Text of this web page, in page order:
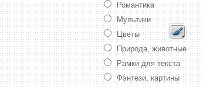
Романтика
Мультики
Цветы
Природа, животные
Рамки для текста
Фэнтези, картины